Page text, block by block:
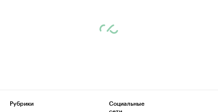
Рубрики
Социальные